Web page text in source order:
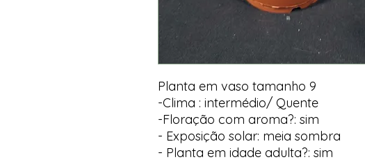
Planta em vaso tamanho 9
-Clima : intermédio/ Quente
-Floração com aroma?: sim
- Exposição solar: meia sombra
- Planta em idade adulta?: sim